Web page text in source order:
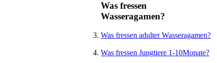
Was fressen
Wasseragamen?
Was fressen adulter Wasseragamen?
Was fressen Jungtiere 1-10Monate?